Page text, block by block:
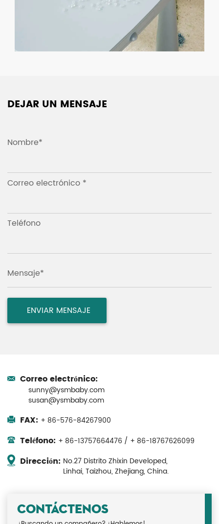
DEJAR UN MENSAJE
Nombre*
Correo electrónico *
Teléfono
Mensaje*
Correo electrónico:
sunny@ysmbaby.com
susan@ysmbaby.com
FAX: + 86-576-84267900
Teléfono: + 86-13757664476 / + 86-18767626099
Dirección: No.27 Distrito Zhixin Developed,
Linhai, Taizhou, Zhejiang, China.
CONTÁCTENOS